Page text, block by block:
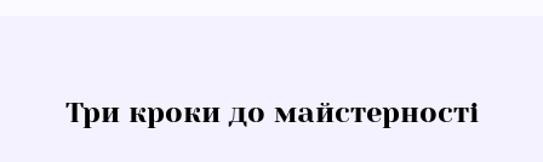
Три кроки до майстерності